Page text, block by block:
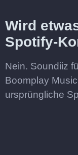
Wird
Spotify-
Nein. Soundiiz
Boomplay
ursprüngliche